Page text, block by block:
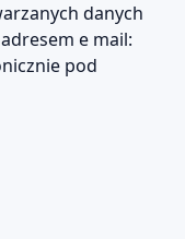
danych
e mail:
pod